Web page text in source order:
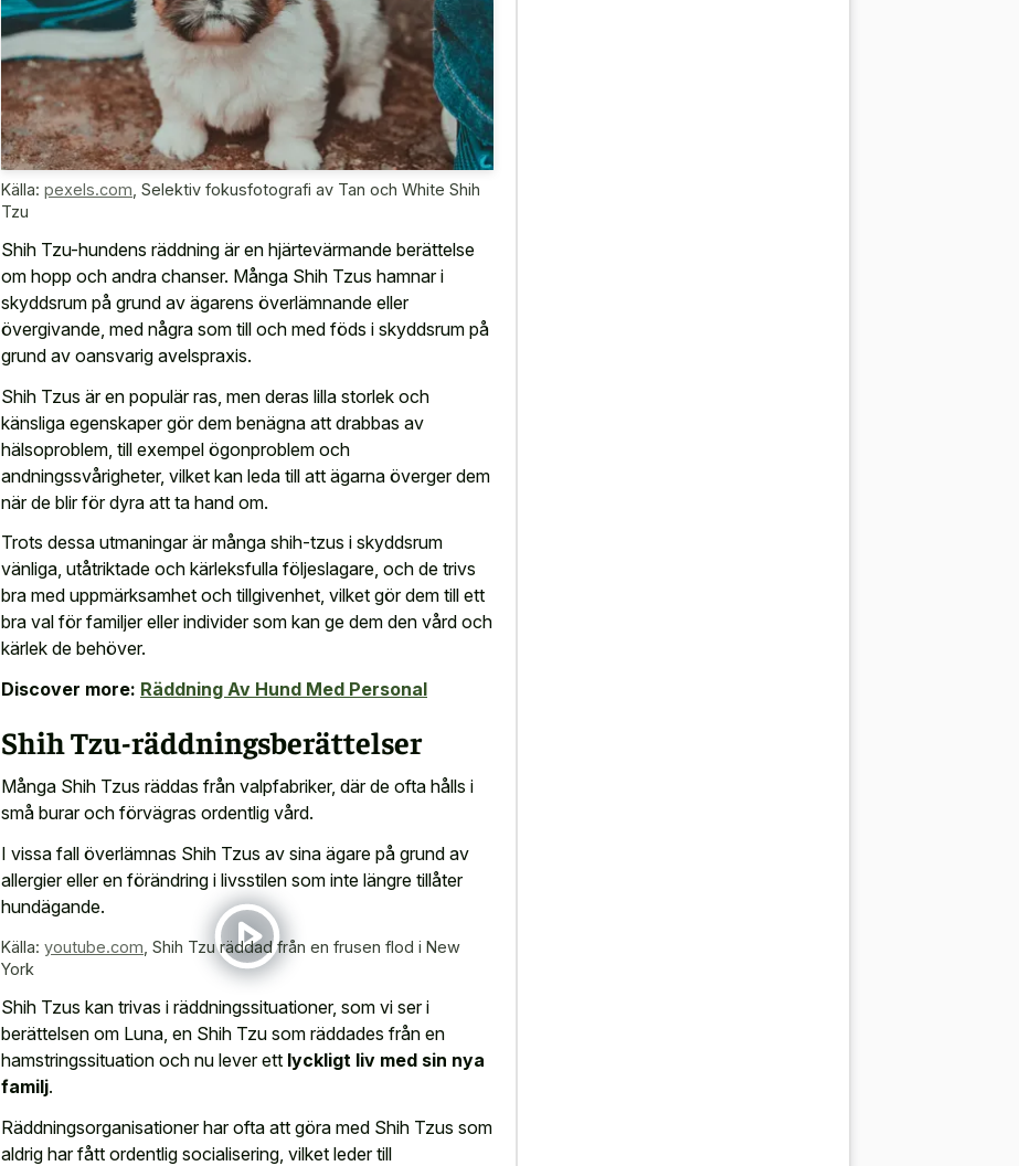
Källa: pexels.com Selektiv fokusfotografi av Tan och White Shih
Tzu
Shih Tzu-hundens räddning är en hjärtevärmande berättelse
om hopp och andra chanser. Många Shih Tzus hamnar i
skyddsrum på grund av ägarens överlämnande eller
övergivande, med några som till och med föds i skyddsrum på
grund av oansvarig avelspraxis.
Shih Tzus är en populär ras, men deras lilla storlek och
känsliga egenskaper gör dem benägna att drabbas av
hälsoproblem, till exempel ögonproblem och
andningssvårigheter, vilket kan leda till att ägarna överger dem
när de blir för dyra att ta hand om.
Trots dessa utmaningar är många shih-tzus i skyddsrum
vänliga, utåtriktade och kärleksfulla följeslagare, och de trivs
bra med uppmärksamhet och tillgivenhet, vilket gör dem till ett
bra val för familjer eller individer som kan ge dem den vård och
kärlek de behöver.
Discover more: Räddning Av Hund Med Personal
Shih Tzu-räddningsberättelser
Många Shih Tzus räddas från valpfabriker, där de ofta hålls i
små burar och förvägras ordentlig vård.
I vissa fall överlämnas Shih Tzus av sina ägare på grund av
allergier eller en förändring i livsstilen som inte längre tillåter
hundägande.
Källa: youtube.com Shih Tzu räddad från en frusen flod i New
York
Shih Tzus kan trivas i räddningssituationer, som vi ser i
berättelsen om Luna, en Shih Tzu som räddades från en
hamstringssituation och nu lever ett lyckligt liv med sin nya
familj.
Räddningsorganisationer har ofta att göra med Shih Tzus som
aldrig har fått ordentlig socialisering, vilket leder till